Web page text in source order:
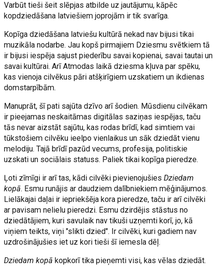
Varbūt tieši šeit slēpjas atbilde uz jautājumu, kāpēc
kopdziedāšana latviešiem joprojām ir tik svarīga.
Kopīga dziedāšana latviešu kultūrā nekad nav bijusi tikai
muzikāla nodarbe. Jau kopš pirmajiem Dziesmu svētkiem tā
ir bijusi iespēja sajust piederību savai kopienai, savai tautai un
savai kultūrai. Arī Atmodas laikā dziesma kļuva par spēku,
kas vienoja cilvēkus pāri atšķirīgiem uzskatiem un ikdienas
domstarpībām.
Manuprāt, šī pati sajūta dzīvo arī šodien. Mūsdienu cilvēkam
ir pieejamas neskaitāmas digitālas saziņas iespējas, taču
tās nevar aizstāt sajūtu, kas rodas brīdī, kad simtiem vai
tūkstošiem cilvēku ieelpo vienlaikus un sāk dziedāt vienu
melodiju. Tajā brīdī pazūd vecums, profesija, politiskie
uzskati un sociālais statuss. Paliek tikai kopīga pieredze.
Ļoti zīmīgi ir arī tas, kādi cilvēki pievienojušiesDziedam
kopā. Esmu runājis ar daudziem dalībniekiem mēģinājumos.
Lielākajai daļai ir iepriekšēja kora pieredze, taču ir arī cilvēki
ar pavisam nelielu pieredzi. Esmu dzirdējis stāstus no
dziedātājiem, kuri savulaik nav tikuši uzņemti korī, jo, kā
viņiem teikts, viņi "slikti dzied". Ir cilvēki, kuri gadiem nav
uzdrošinājušies iet uz kori tieši šī iemesla dēļ.
Dziedam kopā kopkorī tika pieņemti visi, kas vēlas dziedāt.